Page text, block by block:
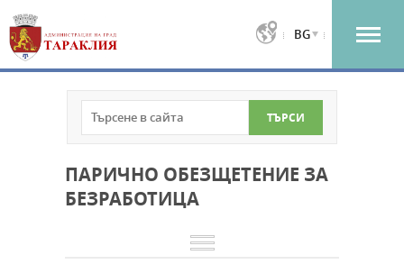
BG
ПАРИЧНО ОБЕЗЩЕТЕНИЕ ЗА
БЕЗРАБОТИЦА